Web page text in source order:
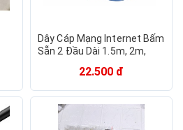
Dây Cáp Mạng Internet Bấm
Sẵn 2 Đầu Dài 1.5m, 2m,
22.500 đ